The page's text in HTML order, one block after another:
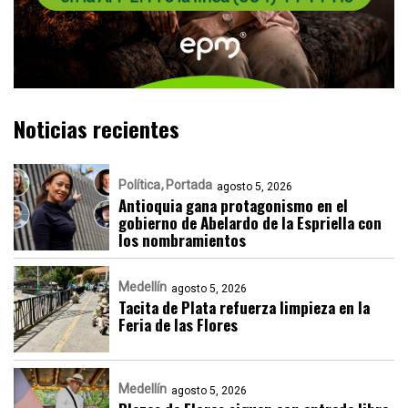
Noticias recientes
Política Portada agosto 5, 2026
Antioquia gana protagonismo en el
gobierno de Abelardo de la Espriella con
los nombramientos
Medellín agosto 5, 2026
Tacita de Plata refuerza limpieza en la
Feria de las Flores
Medellín agosto 5, 2026